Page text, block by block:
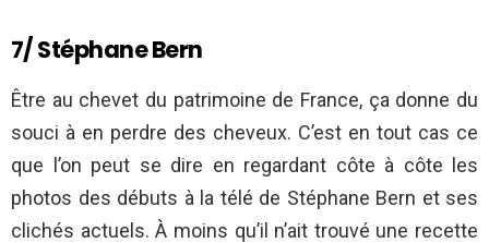
7/ Stéphane Bern
Être au chevet du patrimoine de France, ça donne du
souci à en perdre des cheveux. C’est en tout cas ce
que l’on peut se dire en regardant côte à côte les
photos des débuts à la télé de Stéphane Bern et ses
clichés actuels. À moins qu’il n’ait trouvé une recette